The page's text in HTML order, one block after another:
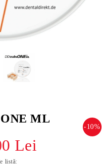
ML
-10%
Lei
listă: